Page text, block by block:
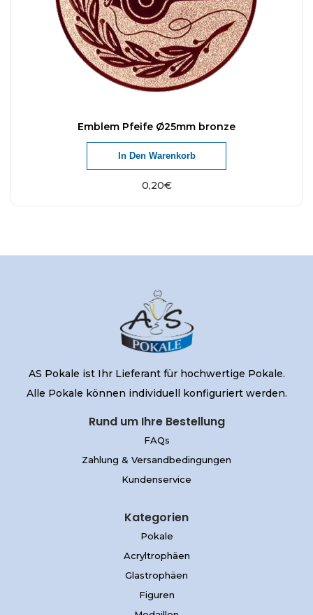
Emblem Pfeife Ø25mm bronze
0,20€
In Den Warenkorb
AS Pokale ist Ihr Lieferant für hochwertige Pokale.
Alle Pokale können individuell konfiguriert werden.
Rund um Ihre Bestellung
FAQs
Zahlung & Versandbedingungen
Kundenservice
Kategorien
Pokale
Acryltrophäen
Glastrophäen
Figuren